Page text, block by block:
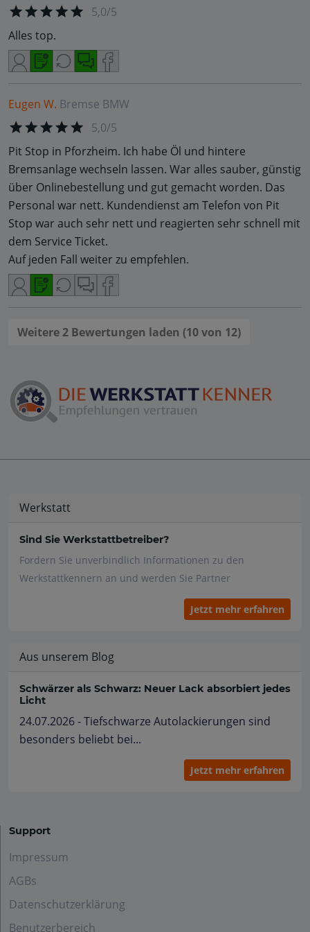
5,0/5
Alles top.
Eugen W. Bremse BMW
5,0/5
Pit Stop in Pforzheim. Ich habe Öl und hintere
Bremsanlage wechseln lassen. War alles sauber, günstig
über Onlinebestellung und gut gemacht worden. Das
Personal war nett. Kundendienst am Telefon von Pit
Stop war auch sehr nett und reagierten sehr schnell mit
dem Service Ticket.
Auf jeden Fall weiter zu empfehlen.
Weitere 2 Bewertungen laden (10 von 12)
Werkstatt
Sind Sie Werkstattbetreiber?
Fordern Sie unverbindlich Informationen zu den
Werkstattkennern an und werden Sie Partner
Jetzt mehr erfahren
Aus unserem Blog
Schwärzer als Schwarz: Neuer Lack absorbiert jedes
Licht
24.07.2026 - Tiefschwarze Autolackierungen sind
besonders beliebt bei...
Jetzt mehr erfahren
Support
Impressum
AGBs
Datenschutzerklärung
Benutzerbereich